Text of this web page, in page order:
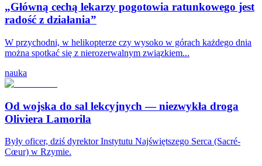
„Główną cechą lekarzy pogotowia ratunkowego jest
radość z działania”
W przychodni, w helikopterze czy wysoko w górach każdego dnia
można spotkać się z nierozerwalnym związkiem...
nauka
Od wojska do sal lekcyjnych — niezwykła droga
Oliviera Lamorila
Były oficer, dziś dyrektor Instytutu Najświętszego Serca (Sacré-
Cœur) w Rzymie.